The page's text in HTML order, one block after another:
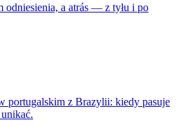
odniesienia, a atrás — z tyłu i po
portugalskim z Brazylii: kiedy pasuje